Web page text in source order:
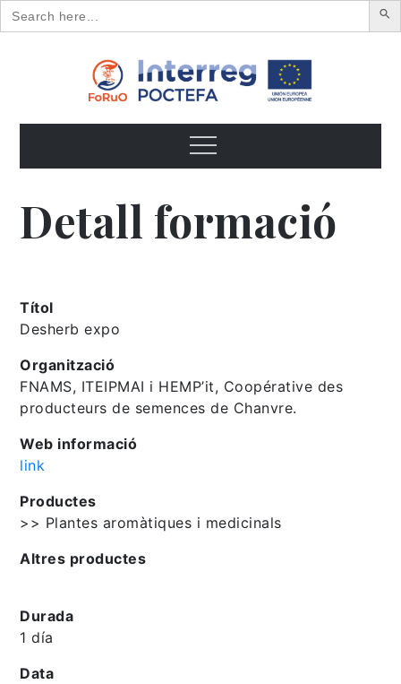
Search
for:
FoRuO
frutos
Menu
Detall formació
Títol
Desherb expo
Organització
FNAMS, ITEIPMAI i HEMP’it, Coopérative des
producteurs de semences de Chanvre.
Web informació
link
Productes
>> Plantes aromàtiques i medicinals
Altres productes
Durada
1 día
Data